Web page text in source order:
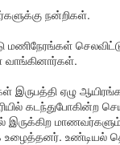
நன்றிகள்.
வாங்கினார்கள்.
இருபத்தி ஏழு
கடந்துபோகின்ற
இருக்கிற
உழைத்தனர். உண்டியல்